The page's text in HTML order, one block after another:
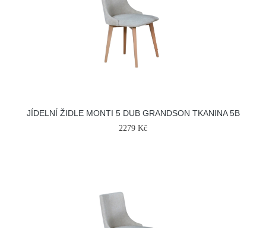
JÍDELNÍ ŽIDLE MONTI 5 DUB GRANDSON TKANINA 5B
2279 Kč